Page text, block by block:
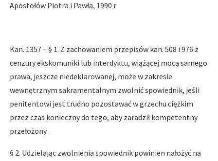
Apostołów Piotra i Pawła, 1990 r
Kan. 1357 – § 1. Z zachowaniem przepisów kan. 508 i 976 z
cenzury ekskomuniki lub interdyktu, wiążącej mocą samego
prawa, jeszcze niedeklarowanej, może w zakresie
wewnętrznym sakramentalnym zwolnić spowiednik, jeśli
penitentowi jest trudno pozostawać w grzechu ciężkim
przez czas konieczny do tego, aby zaradził kompetentny
przełożony.
§ 2. Udzielając zwolnienia spowiednik powinien nałożyć na